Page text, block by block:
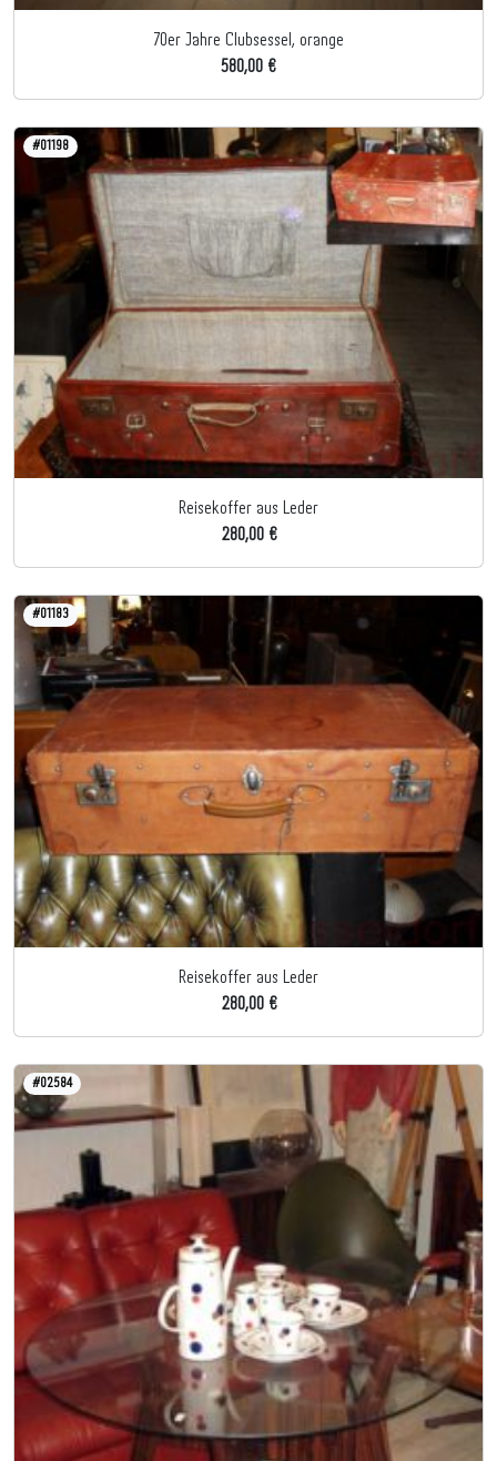
70er Jahre Clubsessel, orange
580,00 €
#01198
Reisekoffer aus Leder
280,00 €
#01183
Reisekoffer aus Leder
280,00 €
#02584